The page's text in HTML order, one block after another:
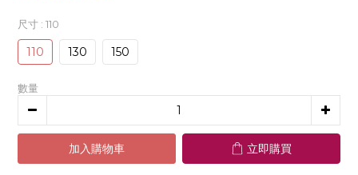
尺寸 : 110
110 130 150
數量
加入購物車 立即購買